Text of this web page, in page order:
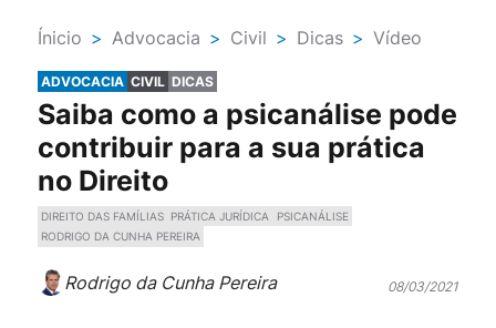
Ínicio > Advocacia > Civil > Dicas > Vídeo
ADVOCACIA CIVIL DICAS
Saiba como a psicanálise pode
contribuir para a sua prática
no Direito
DIREITO DAS FAMÍLIAS PRÁTICA JURÍDICA
PSICANÁLISE
RODRIGO DA CUNHA PEREIRA
Rodrigo da Cunha Pereira 08/03/2021